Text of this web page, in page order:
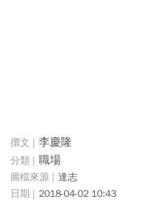
李慶隆
職場
達志
2018-04-02 10:43